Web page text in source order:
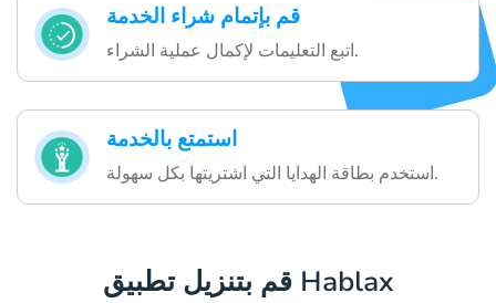
قم بإتمام شراء الخدمة
اتبع التعليمات لإكمال عملية الشراء.
استمتع بالخدمة
استخدم بطاقة الهدايا التي اشتريتها بكل سهولة.
قم بتنزيل تطبيق Hablax